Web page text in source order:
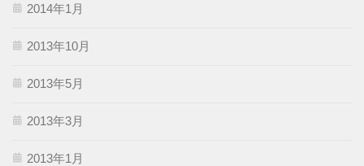
2014年1月
2013年10月
2013年5月
2013年3月
2013年1月